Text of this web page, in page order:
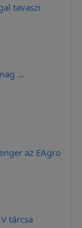
tavaszi
...
az EAgro
tárcsa